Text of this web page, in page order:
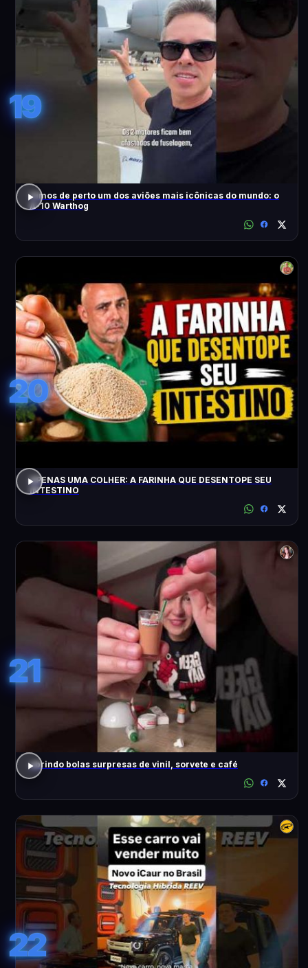
19
Vimos de perto um dos aviões mais icônicas do mundo: o
A-10 Warthog
20
APENAS UMA COLHER: A FARINHA QUE DESENTOPE SEU
INTESTINO
21
abrindo bolas surpresas de vinil, sorvete e café
22